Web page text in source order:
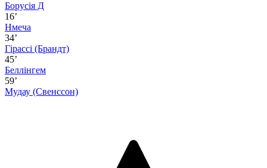
Борусія Д
16’
Нмеча
34’
Гірассі (Брандт)
45’
Беллінгем
59’
Мудау (Свенссон)